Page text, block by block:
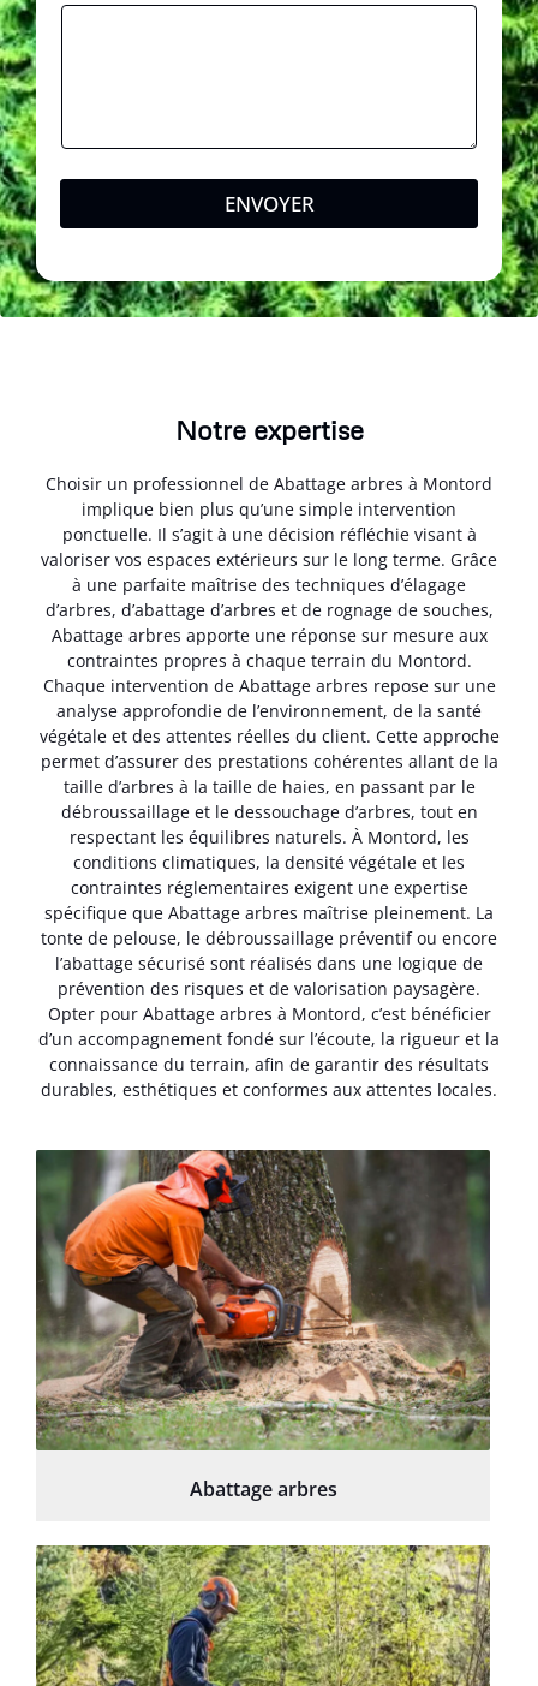
ENVOYER
Notre expertise
Choisir un professionnel de Abattage arbres à Montord
implique bien plus qu’une simple intervention
ponctuelle. Il s’agit à une décision réfléchie visant à
valoriser vos espaces extérieurs sur le long terme. Grâce
à une parfaite maîtrise des techniques d’élagage
d’arbres, d’abattage d’arbres et de rognage de souches,
Abattage arbres apporte une réponse sur mesure aux
contraintes propres à chaque terrain du Montord.
Chaque intervention de Abattage arbres repose sur une
analyse approfondie de l’environnement, de la santé
végétale et des attentes réelles du client. Cette approche
permet d’assurer des prestations cohérentes allant de la
taille d’arbres à la taille de haies, en passant par le
débroussaillage et le dessouchage d’arbres, tout en
respectant les équilibres naturels. À Montord, les
conditions climatiques, la densité végétale et les
contraintes réglementaires exigent une expertise
spécifique que Abattage arbres maîtrise pleinement. La
tonte de pelouse, le débroussaillage préventif ou encore
l’abattage sécurisé sont réalisés dans une logique de
prévention des risques et de valorisation paysagère.
Opter pour Abattage arbres à Montord, c’est bénéficier
d’un accompagnement fondé sur l’écoute, la rigueur et la
connaissance du terrain, afin de garantir des résultats
durables, esthétiques et conformes aux attentes locales.
Abattage arbres